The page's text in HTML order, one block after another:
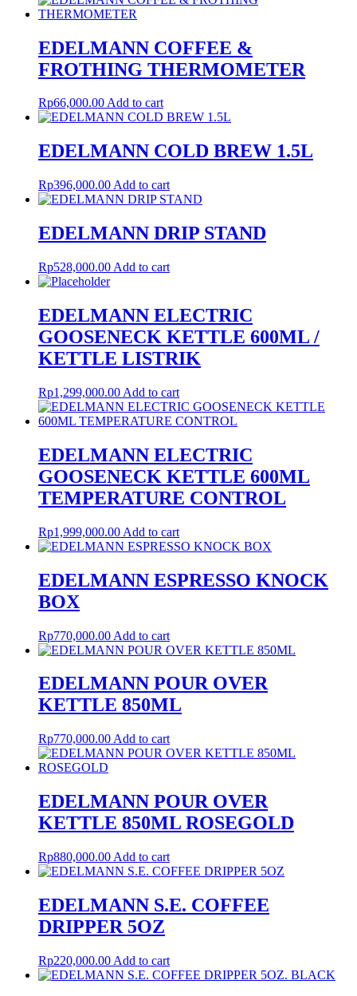
EDELMANN COFFEE &
FROTHING THERMOMETER
Rp66,000.00Add to cart
EDELMANN COLD BREW 1.5L
Rp396,000.00 Add to cart
EDELMANN DRIP STAND
Rp528,000.00 Add to cart
EDELMANN ELECTRIC
GOOSENECK KETTLE 600ML /
KETTLE LISTRIK
Rp1,299,000.00 Add to cart
EDELMANN ELECTRIC
GOOSENECK KETTLE 600ML
TEMPERATURE CONTROL
Rp1,999,000.00 Add to cart
EDELMANN ESPRESSO KNOCK
BOX
Rp770,000.00 Add to cart
EDELMANN POUR OVER
KETTLE 850ML
Rp770,000.00 Add to cart
EDELMANN POUR OVER
KETTLE 850ML ROSEGOLD
Rp880,000.00 Add to cart
EDELMANN S.E. COFFEE
DRIPPER 5OZ
Rp220,000.00 Add to cart